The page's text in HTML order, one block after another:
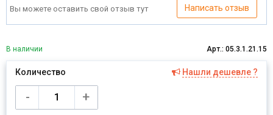
Вы можете оставить свой отзыв тут Написать отзыв
В наличии Арт.: 05.3.1.21.15
Количество Нашли дешевле ?
-
+